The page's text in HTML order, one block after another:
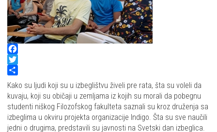
Facebook
Twitter
Share
Kako su ljudi koji su u izbeglištvu živeli pre rata, šta su voleli da
kuvaju, koji su običaji u zemljama iz kojih su morali da pobegnu
studenti niškog Filozofskog fakulteta saznali su kroz druženja sa
izbeglima u okviru projekta organizacije Indigo. Šta su sve naučili
jedni o drugima, predstavili su javnosti na Svetski dan izbeglica.